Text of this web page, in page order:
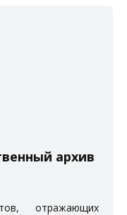
архив
отражающих